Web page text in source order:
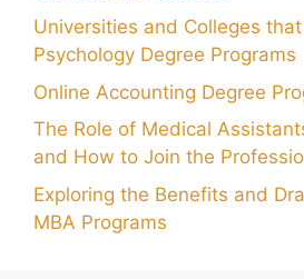
Universities and Colleges
Psychology Degree Programs
Online Accounting Degree
The Role of Medical
and How to Join the
Exploring the Benefits and
MBA Programs